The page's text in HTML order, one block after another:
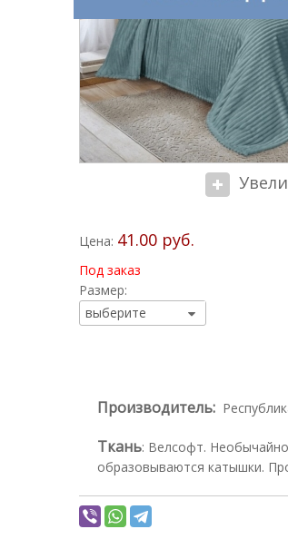
Цена: 41.00 руб.
Под заказ
Размер:
Производитель:
Ткань: Велсофт.
образовываются катышки.